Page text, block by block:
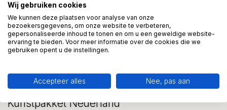
We helpen graag met uw keuze of geven advies, bel of app
ons 7 dagen per week: 06-23643267
Klantenservice
Kunstpakket Nederland
Wij gebruiken cookies
We kunnen deze plaatsen voor analyse van onze
bezoekersgegevens, om onze website te verbeteren,
gepersonaliseerde inhoud te tonen en om u een geweldige website-
ervaring te bieden. Voor meer informatie over de cookies die we
gebruiken opent u de instellingen.
Accepteer alles Nee, pas aan